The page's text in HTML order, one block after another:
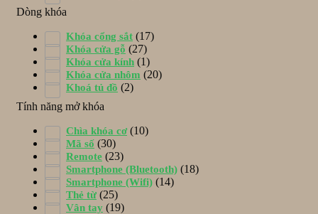
Dòng khóa
Khóa cổng sắt (17)
Khóa cửa gỗ (27)
Khóa cửa kính (1)
Khóa cửa nhôm (20)
Khoá tủ đồ (2)
Tính năng mở khóa
Chìa khóa cơ (10)
Mã số (30)
Remote (23)
Smartphone (Bluetooth) (18)
Smartphone (Wifi) (14)
Thẻ từ (25)
Vân tay (19)